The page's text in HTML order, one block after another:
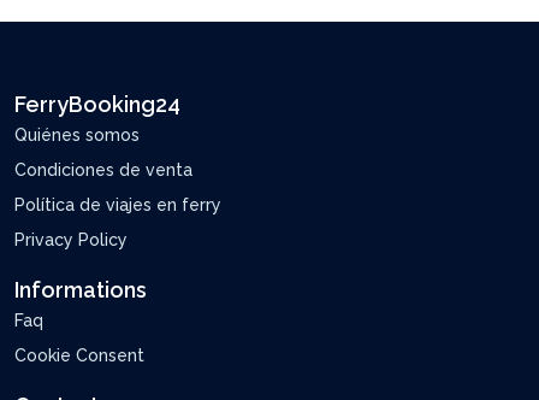
FerryBooking24
Quiénes somos
Condiciones de venta
Política de viajes en ferry
Privacy Policy
Informations
Faq
Cookie Consent